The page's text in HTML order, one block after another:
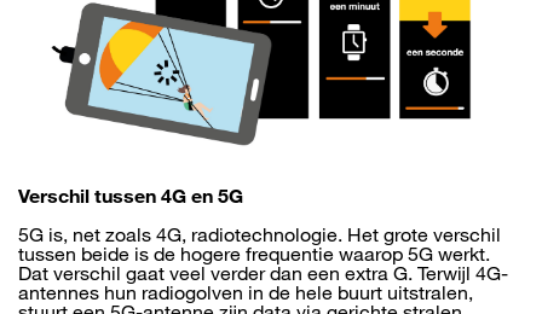
Verschil tussen 4G en 5G
5G is, net zoals 4G, radiotechnologie. Het grote verschil
tussen beide is de hogere frequentie waarop 5G werkt.
Dat verschil gaat veel verder dan een extra G. Terwijl 4G-
antennes hun radiogolven in de hele buurt uitstralen,